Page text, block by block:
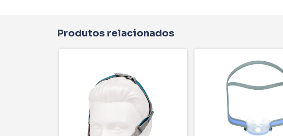
Produtos relacionados